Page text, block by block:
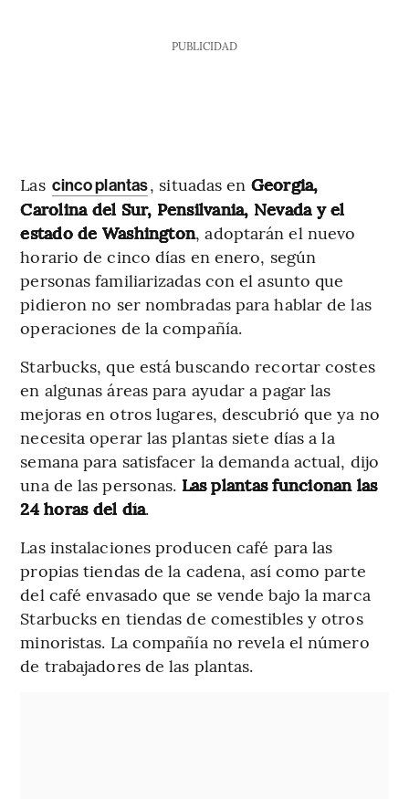
PUBLICIDAD
Las cinco plantas, situadas en Georgia,
Carolina del Sur, Pensilvania, Nevada y el
estado de Washington, adoptarán el nuevo
horario de cinco días en enero, según
personas familiarizadas con el asunto que
pidieron no ser nombradas para hablar de las
operaciones de la compañía.
Starbucks, que está buscando recortar costes
en algunas áreas para ayudar a pagar las
mejoras en otros lugares, descubrió que ya no
necesita operar las plantas siete días a la
semana para satisfacer la demanda actual, dijo
una de las personas. Las plantas funcionan las
24 horas del día.
Las instalaciones producen café para las
propias tiendas de la cadena, así como parte
del café envasado que se vende bajo la marca
Starbucks en tiendas de comestibles y otros
minoristas. La compañía no revela el número
de trabajadores de las plantas.